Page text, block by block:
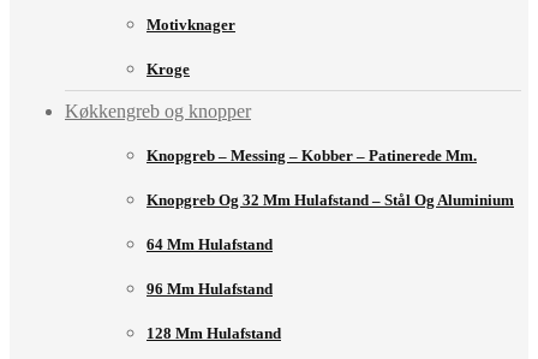
Motivknager
Kroge
Køkkengreb og knopper
Knopgreb – Messing – Kobber – Patinerede Mm.
Knopgreb Og 32 Mm Hulafstand – Stål Og Aluminium
64 Mm Hulafstand
96 Mm Hulafstand
128 Mm Hulafstand